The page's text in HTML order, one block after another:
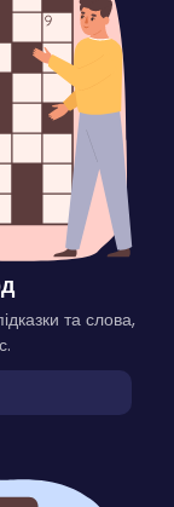
та слова,